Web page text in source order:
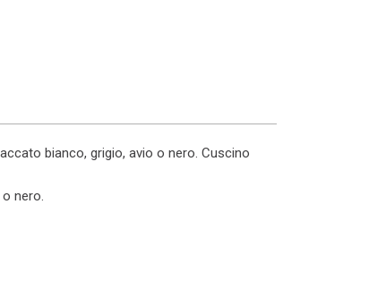
bianco, grigio, avio o nero. Cuscino
nero.